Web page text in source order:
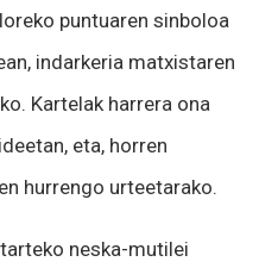
puntuaren sinboloa
indarkeria matxistaren
Kartelak harrera ona
eta, horren
hurrengo urteetarako.
neska-mutilei